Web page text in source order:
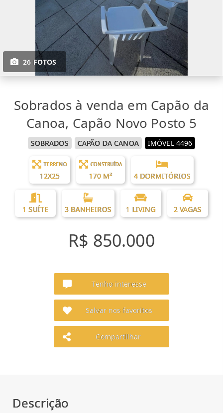
26 FOTOS
Sobrados à venda em Capão da
Canoa, Capão Novo Posto 5
SOBRADOS CAPÃO DA CANOA IMÓVEL 4496
TERRENO
12X25
CONSTRUÍDA
170 M² 4 DORMITÓRIOS
1 SUÍTE 3 BANHEIROS 1 LIVING 2 VAGAS
R$ 850.000
Tenho interesse
Salvar nos favoritos
Compartilhar
Descrição